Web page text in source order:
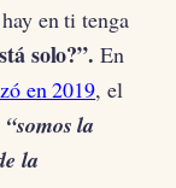
en ti tenga
solo?”. En
en 2019, el
“somos la
la